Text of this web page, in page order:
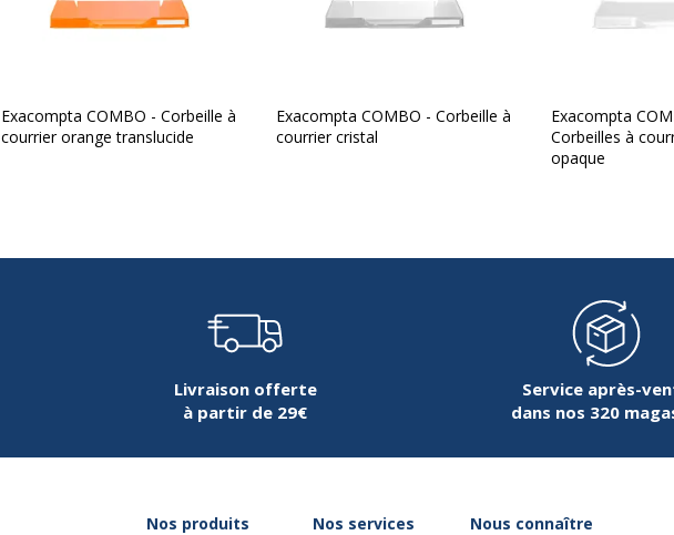
Exacompta COMBO - Corbeille à
courrier orange translucide
Exacompta COMBO - Corbeille à
courrier cristal
Exacompta
Corbeilles à
opaque
Livraison offerte
à partir de 29€
Service après-
dans nos 320
Nos produits Nos services Nous connaître